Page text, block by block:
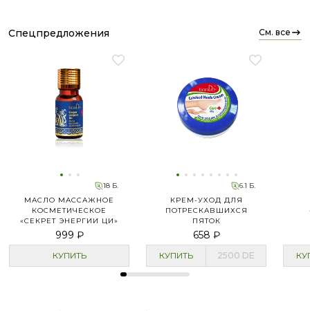
спецпредложения см. все
18 Б.
МАСЛО МАССАЖНОЕ
КОСМЕТИЧЕСКОЕ
«СЕКРЕТ ЭНЕРГИИ ЦИ»
999 ₽
КУПИТЬ
6.1 Б.
КРЕМ-УХОД ДЛЯ
ПОТРЕСКАВШИХСЯ
ПЯТОК
658 ₽
КУПИТЬ 2500 DE